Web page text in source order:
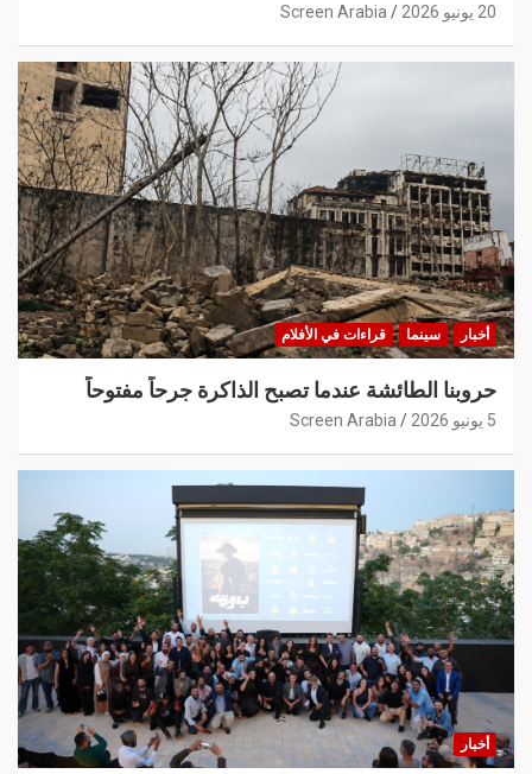
20 يونيو 2026 Screen Arabia
أخبار سينما قراءات في الأفلام
حروبنا الطائشة عندما تصبح الذاكرة جرحاً مفتوحاً
5 يونيو 2026 Screen Arabia
أخبار